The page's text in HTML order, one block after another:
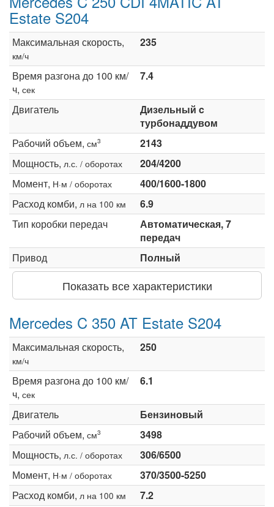
Estate S204
Максимальная скорость,
км/ч
235
Время разгона до 100 км/
ч, сек
7.4
Двигатель
Дизельный c
турбонаддувом
Рабочий объем, см3
2143
Мощность, л.с. / оборотах
204/4200
Момент, Н·м / оборотах
400/1600-1800
Расход комби, л на 100 км
6.9
Тип коробки передач
Автоматическая, 7
передач
Привод
Полный
Показать все характеристики
Mercedes C 350 AT Estate S204
Максимальная скорость,
км/ч
250
Время разгона до 100 км/
ч, сек
6.1
Двигатель
Бензиновый
Рабочий объем, см3
3498
Мощность, л.с. / оборотах
306/6500
Момент, Н·м / оборотах
370/3500-5250
Расход комби, л на 100 км
7.2